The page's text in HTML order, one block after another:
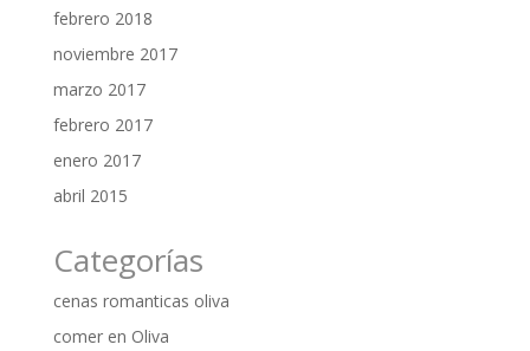
febrero 2018
noviembre 2017
marzo 2017
febrero 2017
enero 2017
abril 2015
Categorías
cenas romanticas oliva
comer en Oliva